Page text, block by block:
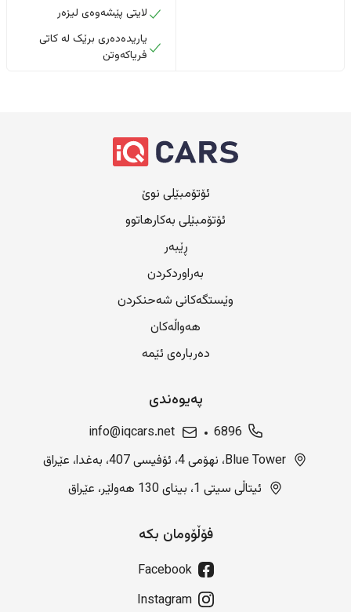
لایتی پێشەوەی لیزەر
یاریدەدەری برێک لە کاتی
فریاکەوتن
ئۆتۆمبێلی نوێ
ئۆتۆمبێلی بەکارهاتوو
ڕێبەر
بەراوردکردن
وێستگەکانی شەحنکردن
هەواڵەکان
دەربارەی ئێمە
پەیوەندی
6896
info@iqcars.net
Blue Tower، نهۆمی 4، ئۆفیسی 407، بەغدا، عێراق
ئیتاڵی سیتی 1، بینای 130 هەولێر، عێراق
فۆڵۆومان بکە
Facebook
Instagram